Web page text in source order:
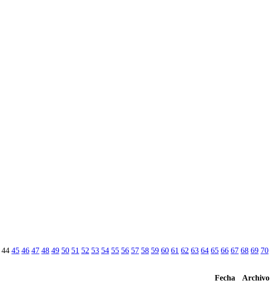
44 45 46 47 48 49 50 51 52 53 54 55 56 57 58 59 60 61 62 63 64 65 66 67 68 69 70
Fecha
Archivo